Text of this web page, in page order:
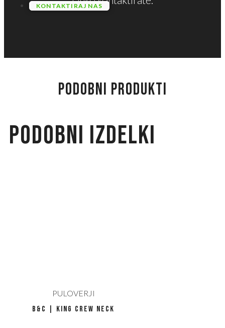
KONTAKTIRAJ NAS
PODOBNI PRODUKTI
Podobni izdelki
PULOVERJI
B&C | KING Crew Neck